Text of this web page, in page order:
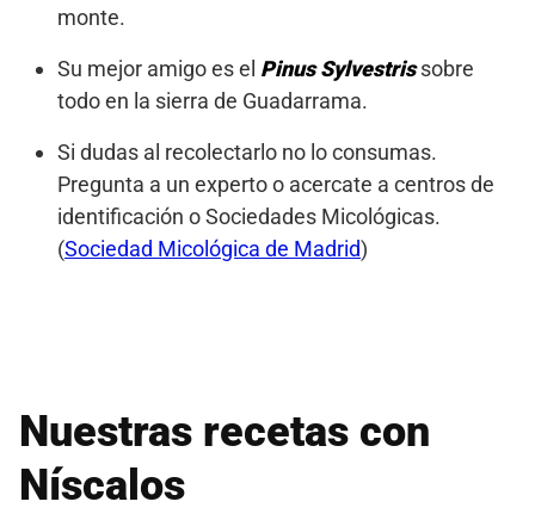
monte.
Su mejor amigo es el Pinus Sylvestrissobre
todo en la sierra de Guadarrama.
Si dudas al recolectarlo no lo consumas.
Pregunta a un experto o acercate a centros de
identificación o Sociedades Micológicas.
(Sociedad Micológica de Madrid)
Nuestras recetas con
Níscalos